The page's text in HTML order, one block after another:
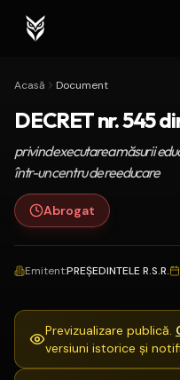
Acasă Document
DECRET nr. 545
privind executarea măsurii
într-un centru de reeducare
Abrogat
Emitent:PREŞEDINTELE R.S.R.
Previzualizare publică.
versiuni istorice și